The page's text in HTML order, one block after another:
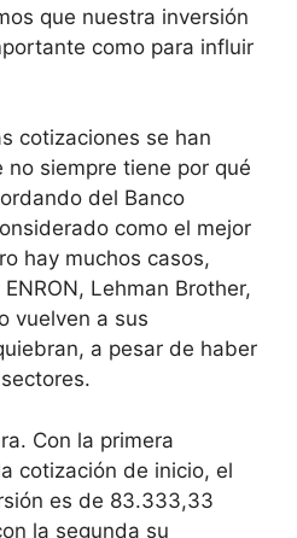
que nuestra inversión
como para influir
cotizaciones se han
no siempre tiene por qué
del Banco
como el mejor
hay muchos casos,
Lehman Brother,
vuelven a sus
a pesar de haber
Con la primera
cotización de inicio, el
es de 83.333,33
la segunda su